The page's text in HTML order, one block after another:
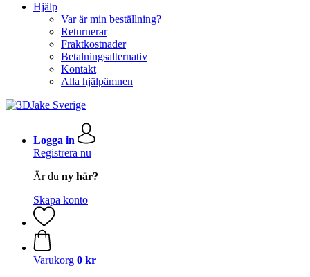
Hjälp
Var är min beställning?
Returnerar
Fraktkostnader
Betalningsalternativ
Kontakt
Alla hjälpämnen
Logga in
Registrera nu
Är du ny här?
Skapa konto
Varukorg 0 kr